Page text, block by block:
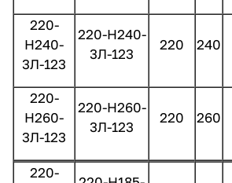
220-
Н240-
3Л-123
220-Н240-
3Л-123
220 240
220-
Н260-
3Л-123
220-Н260-
3Л-123
220 260
220-